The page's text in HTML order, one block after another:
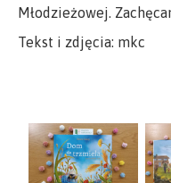
Młodzieżowej.
Tekst i zdjęcia: mkc